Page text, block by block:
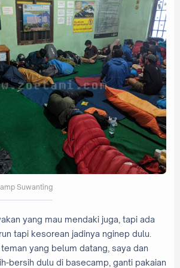
Suwanting
yang mau mendaki juga, tapi ada
tapi kesorean jadinya nginep dulu.
yang belum datang, saya dan
bersih dulu di basecamp, ganti pakaian